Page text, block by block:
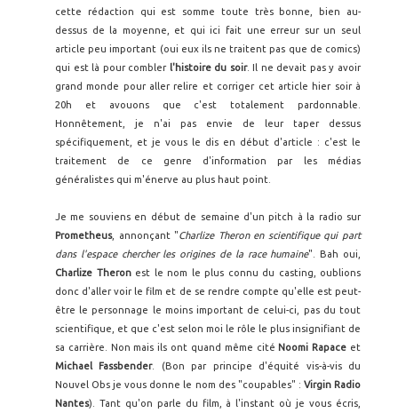
cette rédaction qui est somme toute très bonne, bien au-
dessus de la moyenne, et qui ici fait une erreur sur un seul
article peu important (oui eux ils ne traitent pas que de comics)
qui est là pour combler l'histoire du soir. Il ne devait pas y avoir
grand monde pour aller relire et corriger cet article hier soir à
20h et avouons que c'est totalement pardonnable.
Honnêtement, je n'ai pas envie de leur taper dessus
spécifiquement, et je vous le dis en début d'article : c'est le
traitement de ce genre d'information par les médias
généralistes qui m'énerve au plus haut point.
Je me souviens en début de semaine d'un pitch à la radio sur
Prometheus, annonçant "Charlize Theron en scientifique qui part
dans l'espace chercher les origines de la race humaine". Bah oui,
Charlize Theronest le nom le plus connu du casting, oublions
donc d'aller voir le film et de se rendre compte qu'elle est peut-
être le personnage le moins important de celui-ci, pas du tout
scientifique, et que c'est selon moi le rôle le plus insignifiant de
sa carrière. Non mais ils ont quand même cité Noomi Rapace et
Michael Fassbender. (Bon par principe d'équité vis-à-vis du
Nouvel Obs je vous donne le nom des "coupables" : Virgin Radio
Nantes). Tant qu'on parle du film, à l'instant où je vous écris,